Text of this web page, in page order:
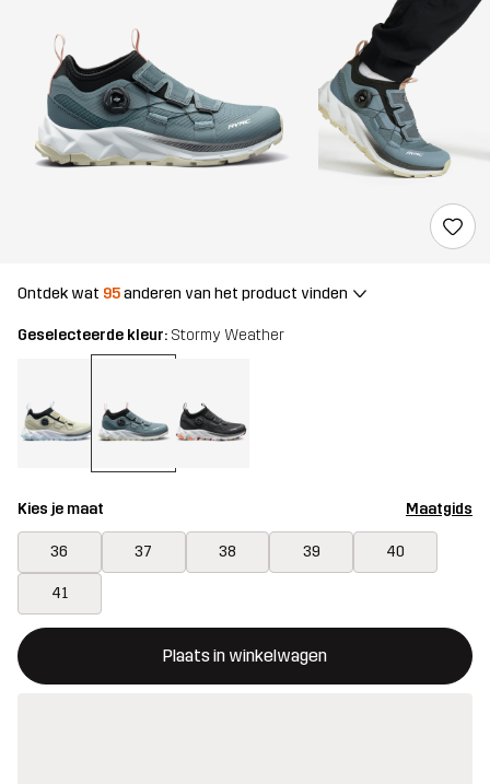
Ontdek wat 95anderen van het product vinden
Geselecteerde kleur: Stormy Weather
Kies je maat Maatgids
36 37 38 39 40
41
Plaats in winkelwagen
Deze knop opent een modal met de bevestiging van een
{{size}} niet beschikbaar